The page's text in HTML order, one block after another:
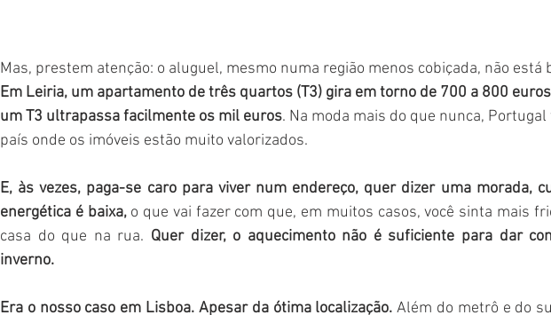
Mas, prestem atenção: o aluguel, mesmo numa região menos cobiçada, não está
Em Leiria, um apartamento de três quartos (T3) gira em torno de 700 a 800
um T3 ultrapassa facilmente os mil euros. Na moda mais do que nunca,
país onde os imóveis estão muito valorizados.
E, às vezes, paga-se caro para viver num endereço, quer dizer uma morada,
energética é baixa, o que vai fazer com que, em muitos casos, você sinta mais
casa do que na rua. Quer dizer, o aquecimento não é suficiente para dar
inverno.
Era o nosso caso em Lisboa. Apesar da ótima localização. Além do metrô e do